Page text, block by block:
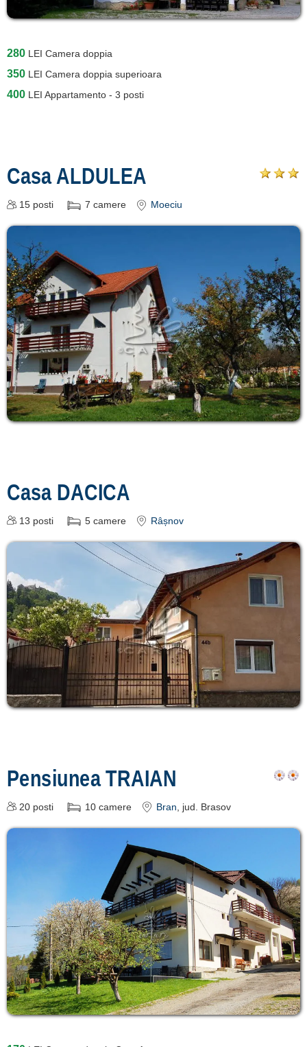
280 LEI Camera doppia
350 LEI Camera doppia superioara
400 LEI Appartamento - 3 posti
Casa ALDULEA
15 posti 7 camere Moeciu
Casa DACICA
13 posti 5 camere Râșnov
Pensiunea TRAIAN
20 posti 10 camere Bran , jud. Brasov